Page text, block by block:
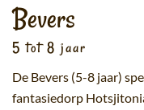
Bevers
5 tot 8 jaar
De Bevers (5-8 jaar)
fantasiedorp